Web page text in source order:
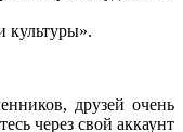
культуры».
друзей очень
через свой аккаунт